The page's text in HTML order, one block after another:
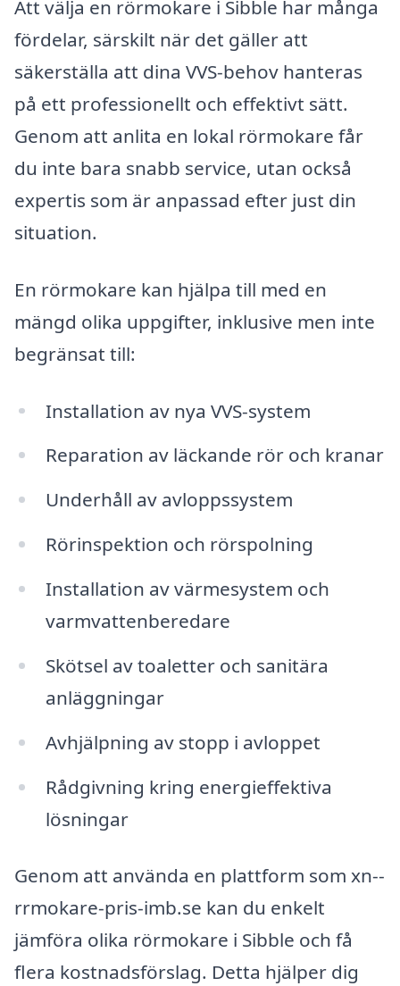
Att välja en rörmokare i Sibble har många
fördelar, särskilt när det gäller att
säkerställa att dina VVS-behov hanteras
på ett professionellt och effektivt sätt.
Genom att anlita en lokal rörmokare får
du inte bara snabb service, utan också
expertis som är anpassad efter just din
situation.
En rörmokare kan hjälpa till med en
mängd olika uppgifter, inklusive men inte
begränsat till:
Installation av nya VVS-system
Reparation av läckande rör och kranar
Underhåll av avloppssystem
Rörinspektion och rörspolning
Installation av värmesystem och
varmvattenberedare
Skötsel av toaletter och sanitära
anläggningar
Avhjälpning av stopp i avloppet
Rådgivning kring energieffektiva
lösningar
Genom att använda en plattform som xn--
rrmokare-pris-imb.se kan du enkelt
jämföra olika rörmokare i Sibble och få
flera kostnadsförslag. Detta hjälper dig